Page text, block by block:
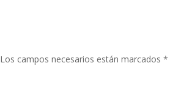
Los campos necesarios están marcados *